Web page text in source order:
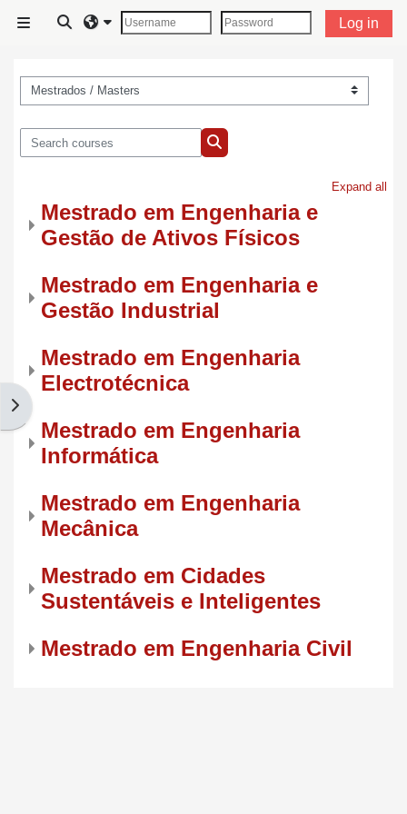
Toggle search input Log in
Open block drawer
Course categories
Search courses
Search courses
Expand all
Mestrado em Engenharia e
Gestão de Ativos Físicos
Mestrado em Engenharia e
Gestão Industrial
Mestrado em Engenharia
Electrotécnica
Mestrado em Engenharia
Informática
Mestrado em Engenharia
Mecânica
Mestrado em Cidades
Sustentáveis e Inteligentes
Mestrado em Engenharia Civil